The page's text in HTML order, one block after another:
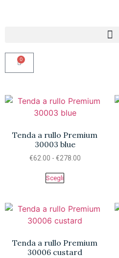
0
Tenda a rullo Premium
30003 blue
€62.00 - €278.00
Scegli
Tenda a rullo Premium
30006 custard